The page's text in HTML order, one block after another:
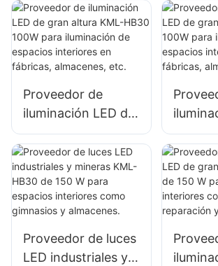
W para fachadas
de edificios
exteriores e
iluminación de
construcción.
HB40
en
Proveedor de
iluminación LED de
gran altura KML-
HB30 100W para
iluminación de
espacios interiores
en fábricas,
gran
HB50
en
Proveedor de luces
LED industriales y